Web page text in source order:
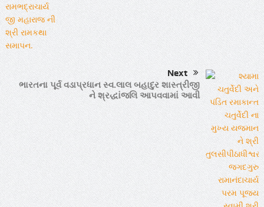
Next
ભારતના પૂર્વ વડાપ્રધાન સ્વ.લાલ બહાદુર શાસ્ત્રીજી
ને શ્રદ્ધાંજલિ આપવવામાં આવી